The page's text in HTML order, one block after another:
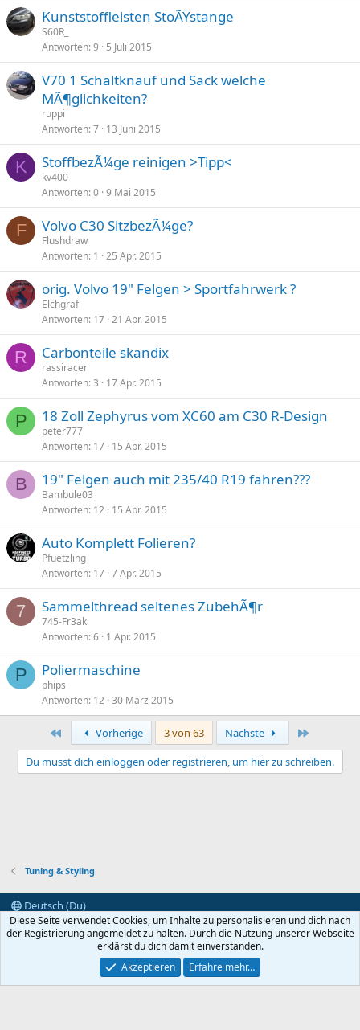
Kunststoffleisten StoÃŸstange
S60R_
Antworten 9 5 Juli 2015
V70 1 Schaltknauf und Sack welche
MÃ¶glichkeiten?
ruppi
Antworten 7 13 Juni 2015
K StoffbezÃ¼ge reinigen >Tipp<
kv400
Antworten 0 9 Mai 2015
F Volvo C30 SitzbezÃ¼ge?
Flushdraw
Antworten 1 25 Apr. 2015
orig. Volvo 19" Felgen > Sportfahrwerk ?
Elchgraf
Antworten 17 21 Apr. 2015
R Carbonteile skandix
rassiracer
Antworten 3 17 Apr. 2015
P 18 Zoll Zephyrus vom XC60 am C30 R-Design
peter777
Antworten 17 15 Apr. 2015
B 19" Felgen auch mit 235/40 R19 fahren???
Bambule03
Antworten 12 15 Apr. 2015
Auto Komplett Folieren?
Pfuetzling
Antworten 17 7 Apr. 2015
7 Sammelthread seltenes ZubehÃ¶r
745-Fr3ak
Antworten 6 1 Apr. 2015
P Poliermaschine
phips
Antworten 12 30 März 2015
Erste Vorherige 3 von 63 Nächste
Du musst dich einloggen oder registrieren, um hier zu schreiben.
Tuning & Styling
Deutsch (Du)
Kontakt
Nutzungsbedingungen
Datenschutz
Hilfe und Impressum
Start
R
S
S
Community platform by XenForo® © 2010-2025 XenForo Ltd.
Diese Seite verwendet Cookies, um Inhalte zu personalisieren und dich nach
der Registrierung angemeldet zu halten. Durch die Nutzung unserer Webseite
erklärst du dich damit einverstanden.
Akzeptieren
Erfahre mehr…